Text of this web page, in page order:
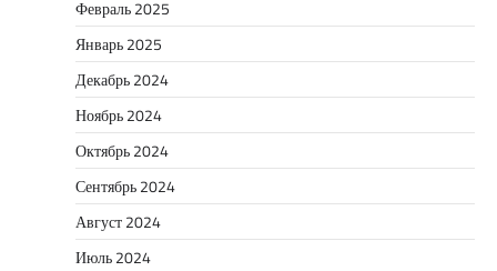
Февраль 2025
Январь 2025
Декабрь 2024
Ноябрь 2024
Октябрь 2024
Сентябрь 2024
Август 2024
Июль 2024